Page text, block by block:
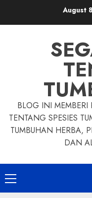
August
BLOG INI
TENTANG SPESIES
TUMBUHAN HERBA,
DAN
Primary
Menu